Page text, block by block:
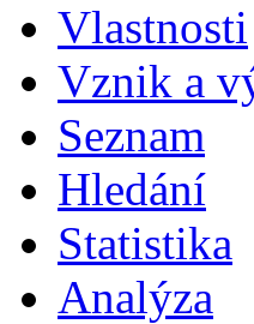
Vlastnosti
Vznik a
Seznam
Hledání
Statistika
Analýza